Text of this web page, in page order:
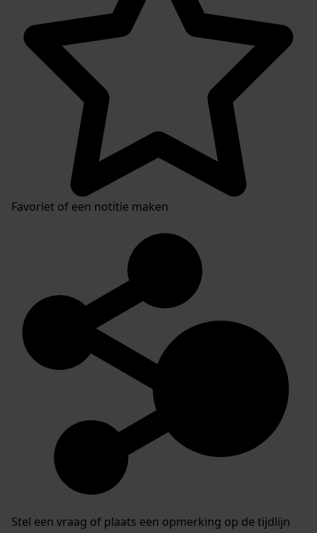
Favoriet of een notitie maken
Stel een vraag of plaats een opmerking op de tijdlijn